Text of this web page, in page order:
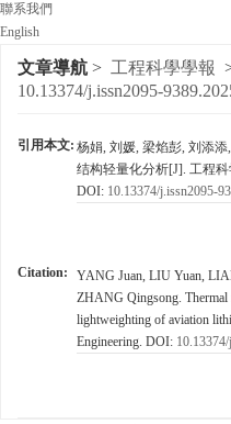
聯系我們
English
文章導航 > 工程科學學報
10.13374/j.issn2095-
引用本文: 杨娟, 刘媛, 梁焰彭, 刘添
结构轻量化分析[J]. 工程科
DOI: 10.13374/j.issn2095-
Citation:
YANG Juan, LIU Yuan,
ZHANG Qingsong. Thermal
lightweighting of aviation
Engineering. DOI: